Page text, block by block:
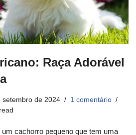
Raça Adorável
setembro de 2024
1 comentário
cachorro pequeno que tem uma